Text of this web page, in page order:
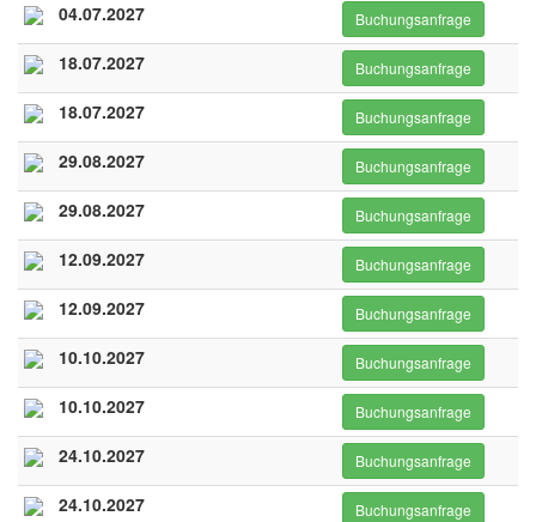
04.07.2027 Buchungsanfrage
18.07.2027 Buchungsanfrage
18.07.2027 Buchungsanfrage
29.08.2027 Buchungsanfrage
29.08.2027 Buchungsanfrage
12.09.2027 Buchungsanfrage
12.09.2027 Buchungsanfrage
10.10.2027 Buchungsanfrage
10.10.2027 Buchungsanfrage
24.10.2027 Buchungsanfrage
24.10.2027 Buchungsanfrage